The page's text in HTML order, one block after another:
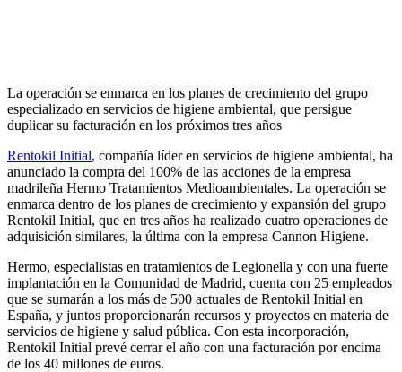
La operación se enmarca en los planes de crecimiento del grupo
especializado en servicios de higiene ambiental, que persigue
duplicar su facturación en los próximos tres años
Rentokil Initial, compañía líder en servicios de higiene ambiental, ha
anunciado la compra del 100% de las acciones de la empresa
madrileña Hermo Tratamientos Medioambientales. La operación se
enmarca dentro de los planes de crecimiento y expansión del grupo
Rentokil Initial, que en tres años ha realizado cuatro operaciones de
adquisición similares, la última con la empresa Cannon Higiene.
Hermo, especialistas en tratamientos de Legionella y con una fuerte
implantación en la Comunidad de Madrid, cuenta con 25 empleados
que se sumarán a los más de 500 actuales de Rentokil Initial en
España, y juntos proporcionarán recursos y proyectos en materia de
servicios de higiene y salud pública. Con esta incorporación,
Rentokil Initial prevé cerrar el año con una facturación por encima
de los 40 millones de euros.